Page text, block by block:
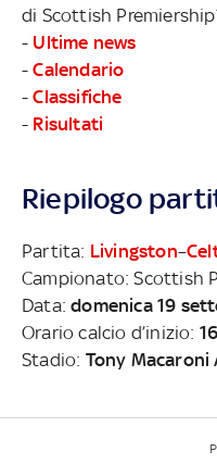
di Scottish
- Ultime news
-Calendario
-Classifiche
- Risultati
Riepilogo
Partita: Livingston–
Campionato: Scottish
Data:domenica 19
Orario calcio d’inizio:
Stadio: Tony Macaroni